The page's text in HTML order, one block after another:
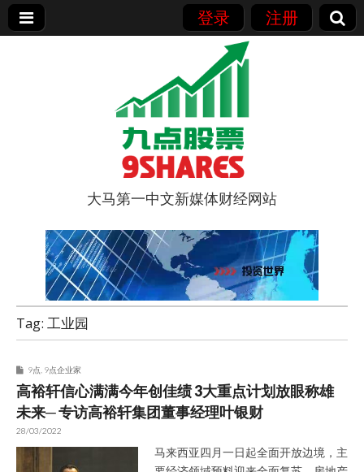
登录 注册
9点股票
大马第一中文新媒体财经网站
Tag: 工业园
9点 9点企业家
高裕轩信心满满今年创佳绩 3大重点计划放眼称雄
未来─ 专访高裕轩集团董事经理叶银财
28/03/2022
马来西亚四月一日起全面开放边境，主